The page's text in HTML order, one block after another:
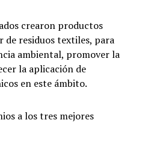
crearon productos
de residuos textiles, para
ambiental, promover la
la aplicación de
en este ámbito.
a los tres mejores